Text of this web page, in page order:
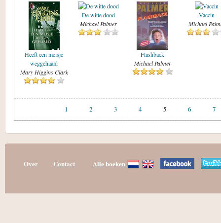
Heeft een meisje
weggehaald
Mary Higgins Clark
De witte dood
Michael Palmer
Flashback
Michael Palmer
Vaccin
Michael
1 2 3 4 5 6 7
Over Contact Alle boeken